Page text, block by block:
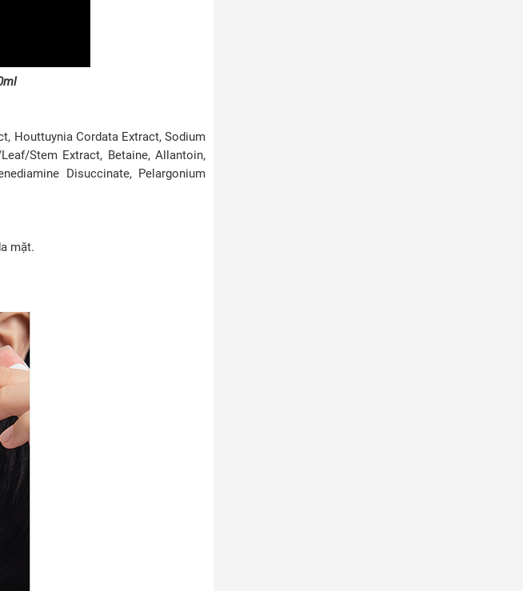
Houttuynia Cordata Extract, Sodium
Stem Extract, Betaine, Allantoin,
Disuccinate, Pelargonium
mặt.